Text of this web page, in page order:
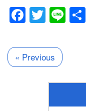
Facebook
Twitter
Line
« Previous